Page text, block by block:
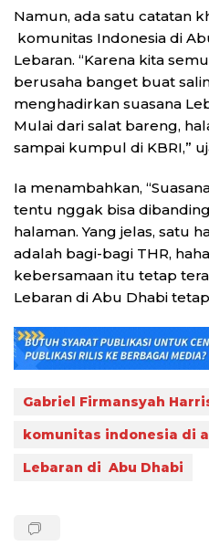
Namun, ada satu catatan
komunitas Indonesia di
Lebaran. “Karena kita
berusaha banget buat
menghadirkan suasana
Mulai dari salat bareng,
sampai kumpul di KBRI,”
Ia menambahkan,
tentu nggak bisa
halaman. Yang jelas, satu
adalah bagi-bagi THR,
kebersamaan itu tetap
Lebaran di Abu Dhabi
Gabriel Firmansyah
komunitas indonesia di
Lebaran di Abu Dhabi